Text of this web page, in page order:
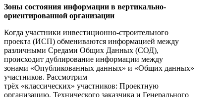
Зоны состояния информации в вертикально-
ориентированной организации
Когда участники инвестиционно-строительного
проекта (ИСП) обмениваются информацией между
различными Средами Общих Данных (СОД),
происходит дублирование информации между
зонами «Опубликованных данных» и «Общих данных»
участников. Рассмотрим
трёх «классических» участников: Проектную
организацию, Технического заказчика и Генерального